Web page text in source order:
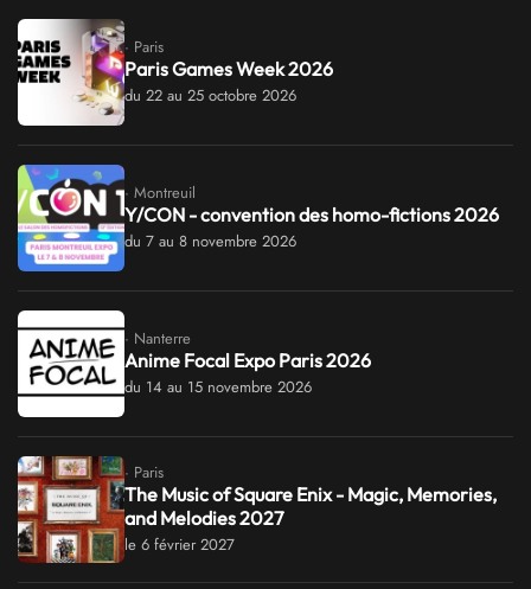
· Paris
Paris Games Week 2026
du 22 au 25 octobre 2026
· Montreuil
Y/CON - convention des homo-fictions 2026
du 7 au 8 novembre 2026
· Nanterre
Anime Focal Expo Paris 2026
du 14 au 15 novembre 2026
· Paris
The Music of Square Enix - Magic, Memories,
and Melodies 2027
le 6 février 2027